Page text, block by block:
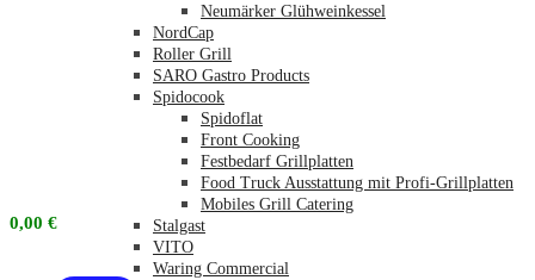
0,00 €
Neumärker Glühweinkessel
NordCap
Roller Grill
SARO Gastro Products
Spidocook
Spidoflat
Front Cooking
Festbedarf Grillplatten
Food Truck Ausstattung mit Profi-Grillplatten
Mobiles Grill Catering
Stalgast
VITO
Waring Commercial